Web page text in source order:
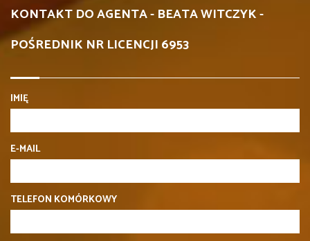
KONTAKT DO AGENTA - BEATA WITCZYK -
POŚREDNIK NR LICENCJI 6953
IMIĘ
E-MAIL
TELEFON KOMÓRKOWY